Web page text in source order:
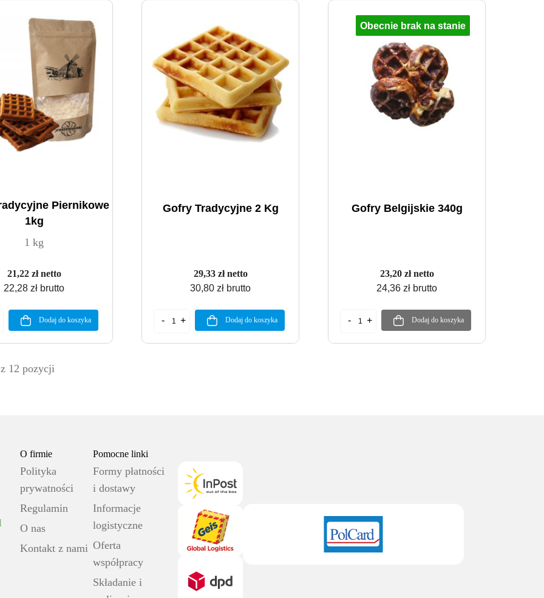
Piernikowe
1kg
1 kg
21,22 zł netto
22,28 zł brutto
Dodaj do koszyka
Gofry Tradycyjne 2 Kg
29,33 zł netto
30,80 zł brutto
Dodaj do koszyka
Gofry Belgijskie 340g
23,20 zł netto
24,36 zł brutto
Dodaj do koszyka
Obecnie brak na stanie
12 pozycji
O firmie
Polityka
prywatności
Regulamin
O nas
Kontakt z nami
Pomocne linki
Formy płatności
i dostawy
Informacje
logistyczne
Oferta
współpracy
Składanie i